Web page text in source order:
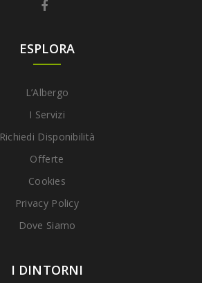
ESPLORA
L’Albergo
I Servizi
Richiedi Disponibilità
Offerte
Cookies
Privacy Policy
Dove Siamo
I DINTORNI